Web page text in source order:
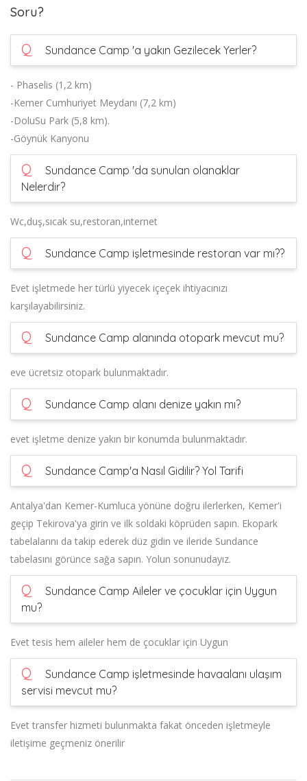
Soru?
Q Sundance Camp 'a yakın Gezilecek Yerler?
- Phaselis (1,2 km)
-Kemer Cumhuriyet Meydanı (7,2 km)
-DoluSu Park (5,8 km).
-Göynük Kanyonu
Q
Sundance Camp 'da sunulan olanaklar
Nelerdir?
Wc,duş,sıcak su,restoran,internet
Q Sundance Camp işletmesinde restoran var mı??
Evet işletmede her türlü yiyecek içeçek ihtiyacınızı
karşılayabilirsiniz.
Q Sundance Camp alanında otopark mevcut mu?
eve ücretsiz otopark bulunmaktadır.
Q Sundance Camp alanı denize yakın mı?
evet işletme denize yakın bir konumda bulunmaktadır.
Q Sundance Camp'a Nasıl Gidilir? Yol Tarifi
Antalya'dan Kemer-Kumluca yönüne doğru ilerlerken, Kemer'i
geçip Tekirova'ya girin ve ilk soldaki köprüden sapın. Ekopark
tabelalarını da takip ederek düz gidin ve ileride Sundance
tabelasını görünce sağa sapın. Yolun sonunudayız.
Q
Sundance Camp Aileler ve çocuklar için Uygun
mu?
Evet tesis hem aileler hem de çocuklar için Uygun
Q
Sundance Camp işletmesinde havaalanı ulaşım
servisi mevcut mu?
Evet transfer hizmeti bulunmakta fakat önceden işletmeyle
iletişime geçmeniz önerilir